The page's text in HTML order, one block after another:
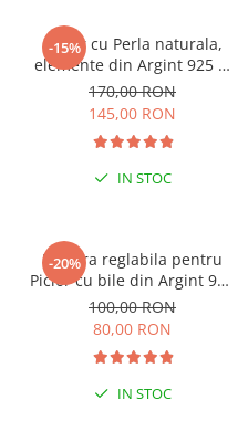
-15%
Colier cu Perla naturala,
elemente din Argint 925 si
margele Miyuki, multicolor
170,00 RON
145,00 RON
IN STOC
-20%
Bratara reglabila pentru
Picior cu bile din Argint 925
si margele Miyuki rosii
100,00 RON
80,00 RON
IN STOC